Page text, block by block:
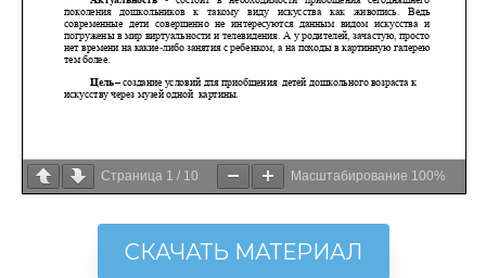
Страница 1 / 10 Масштабирование 100%
СКАЧАТЬ МАТЕРИАЛ